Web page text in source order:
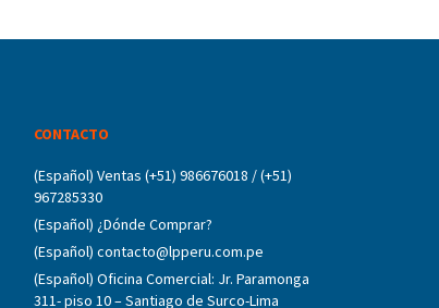
CONTACTO
(Español) Ventas (+51) 986676018 / (+51)
967285330
(Español) ¿Dónde Comprar?
(Español) contacto@lpperu.com.pe
(Español) Oficina Comercial: Jr. Paramonga
311- piso 10 – Santiago de Surco-Lima